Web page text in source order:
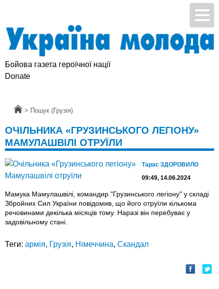
Бойова газета героїчної нації
Donate
Головна
> Пошук (Грузія)
ОЧІЛЬНИКА «ГРУЗИНСЬКОГО ЛЕГІОНУ»
МАМУЛАШВІЛІ ОТРУЇЛИ
Тарас ЗДОРОВИЛО
09:49, 14.06.2024
Мамука Мамулашвілі, командир "Грузинського легіону" у складі
Збройних Сил України повідомив, що його отруїли кількома
речовинами декілька місяців тому. Наразі він перебуває у
задовільному стані.
Теги: армія, Грузія, Німеччина, Скандал